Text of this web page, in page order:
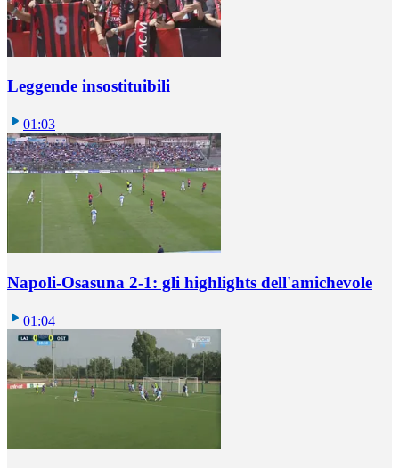
Leggende insostituibili
01:03
Napoli-Osasuna 2-1: gli highlights dell'amichevole
01:04